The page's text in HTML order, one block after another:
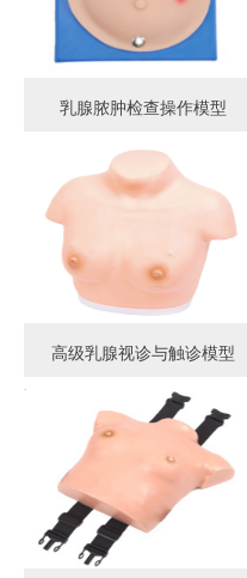
乳腺脓肿检查操作模型
高级乳腺视诊与触诊模型